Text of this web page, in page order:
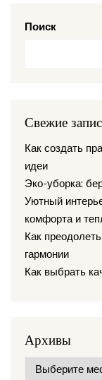
Поиск
Свежие
Как создать
идеи
Эко-уборка:
Уютный
комфорта и
Как
гармонии
Как выбрать
Архивы
Архивы